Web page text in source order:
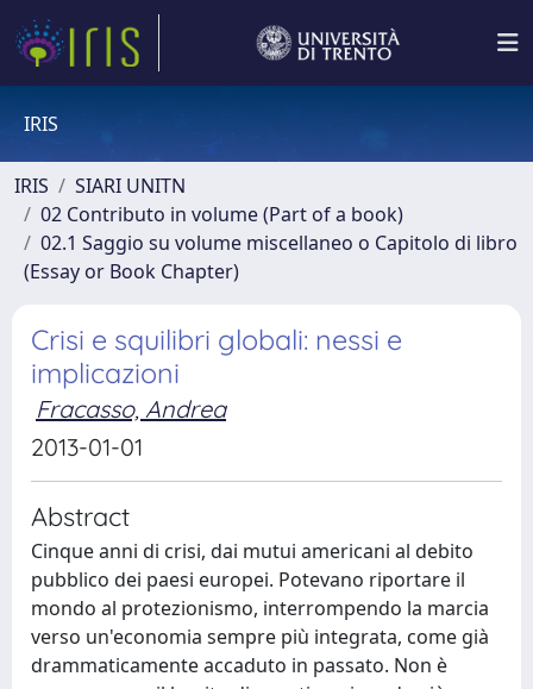
IRIS
IRIS
SIARI UNITN
02 Contributo in volume (Part of a book)
02.1 Saggio su volume miscellaneo o Capitolo di libro
(Essay or Book Chapter)
Crisi e squilibri globali: nessi e
implicazioni
Fracasso, Andrea
2013-01-01
Abstract
Cinque anni di crisi, dai mutui americani al debito
pubblico dei paesi europei. Potevano riportare il
mondo al protezionismo, interrompendo la marcia
verso un'economia sempre più integrata, come già
drammaticamente accaduto in passato. Non è